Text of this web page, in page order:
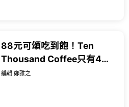
88元可頌吃到飽！Ten
Thousand Coffee只有4天
父親節優惠，隨便吃都回
編輯 鄭雅之